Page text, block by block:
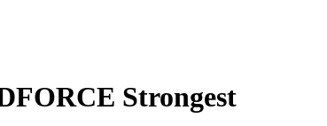
Strongest